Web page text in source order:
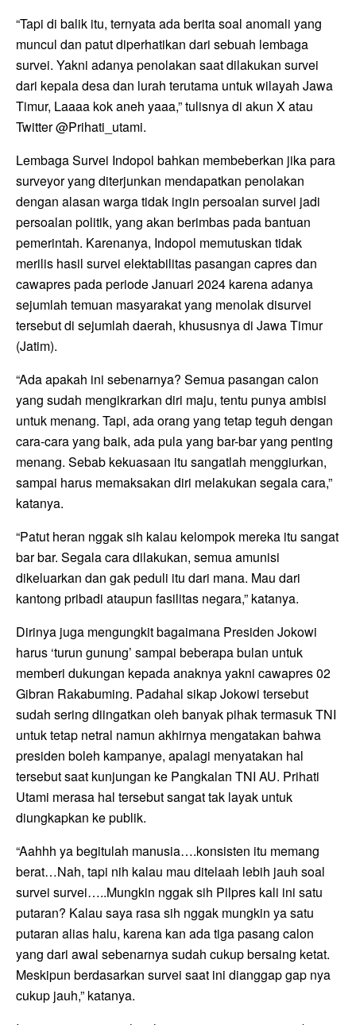
“Tapi di balik itu, ternyata ada berita soal anomali yang
muncul dan patut diperhatikan dari sebuah lembaga
survei. Yakni adanya penolakan saat dilakukan survei
dari kepala desa dan lurah terutama untuk wilayah Jawa
Timur, Laaaa kok aneh yaaa,” tulisnya di akun X atau
Twitter @Prihati_utami.
Lembaga Survei Indopol bahkan membeberkan jika para
surveyor yang diterjunkan mendapatkan penolakan
dengan alasan warga tidak ingin persoalan survei jadi
persoalan politik, yang akan berimbas pada bantuan
pemerintah. Karenanya, Indopol memutuskan tidak
merilis hasil survei elektabilitas pasangan capres dan
cawapres pada periode Januari 2024 karena adanya
sejumlah temuan masyarakat yang menolak disurvei
tersebut di sejumlah daerah, khususnya di Jawa Timur
(Jatim).
“Ada apakah ini sebenarnya? Semua pasangan calon
yang sudah mengikrarkan diri maju, tentu punya ambisi
untuk menang. Tapi, ada orang yang tetap teguh dengan
cara-cara yang baik, ada pula yang bar-bar yang penting
menang. Sebab kekuasaan itu sangatlah menggiurkan,
sampai harus memaksakan diri melakukan segala cara,”
katanya.
“Patut heran nggak sih kalau kelompok mereka itu sangat
bar bar. Segala cara dilakukan, semua amunisi
dikeluarkan dan gak peduli itu dari mana. Mau dari
kantong pribadi ataupun fasilitas negara,” katanya.
Dirinya juga mengungkit bagaimana Presiden Jokowi
harus ‘turun gunung’ sampai beberapa bulan untuk
memberi dukungan kepada anaknya yakni cawapres 02
Gibran Rakabuming. Padahal sikap Jokowi tersebut
sudah sering diingatkan oleh banyak pihak termasuk TNI
untuk tetap netral namun akhirnya mengatakan bahwa
presiden boleh kampanye, apalagi menyatakan hal
tersebut saat kunjungan ke Pangkalan TNI AU. Prihati
Utami merasa hal tersebut sangat tak layak untuk
diungkapkan ke publik.
“Aahhh ya begitulah manusia….konsisten itu memang
berat…Nah, tapi nih kalau mau ditelaah lebih jauh soal
survei survei…..Mungkin nggak sih Pilpres kali ini satu
putaran? Kalau saya rasa sih nggak mungkin ya satu
putaran alias halu, karena kan ada tiga pasang calon
yang dari awal sebenarnya sudah cukup bersaing ketat.
Meskipun berdasarkan survei saat ini dianggap gap nya
cukup jauh,” katanya.